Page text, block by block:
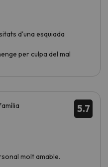
d'una esquiada
per culpa del mal
5.7
molt amable.